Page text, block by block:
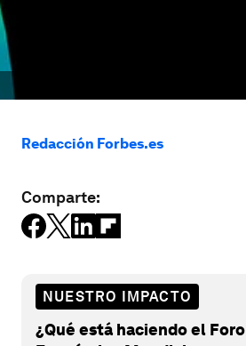
Redacción Forbes.es
Comparte:
NUESTRO IMPACTO
¿Qué está haciendo el Foro